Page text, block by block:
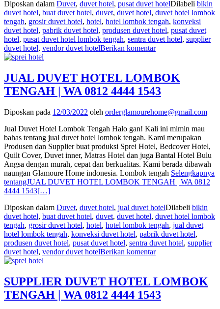
Diposkan dalam Duvet, duvet hotel, pusat duvet hotelDilabeli bikin
duvet hotel, buat duvet hotel, duvet, duvet hotel, duvet hotel lombok
tengah, grosir duvet hotel, hotel, hotel lombok tengah, konveksi
duvet hotel, pabrik duvet hotel, produsen duvet hotel, pusat duvet
hotel, pusat duvet hotel lombok tengah, sentra duvet hotel, supplier
duvet hotel, vendor duvet hotelBerikan komentar
JUAL DUVET HOTEL LOMBOK
TENGAH | WA 0812 4444 1543
Diposkan pada 12/03/2022 oleh orderglamourehome@gmail.com
Jual Duvet Hotel Lombok Tengah Halo gan! Kali ini mimin mau
bahas tentang jual duvet hotel lombok tengah. Kami merupakan
Produsen dan Supplier buat produksi Sprei Hotel, Bedcover Hotel,
Quilt Cover, Duvet inner, Matras Hotel dan juga Bantal Hotel Bulu
Angsa dengan murah, cepat dan berkualitas. Kami berada dibawah
naungan Glamoure Home indonesia. Lombok tengah Selengkapnya
tentangJUAL DUVET HOTEL LOMBOK TENGAH | WA 0812
4444 1543[…]
Diposkan dalam Duvet, duvet hotel, jual duvet hotelDilabeli bikin
duvet hotel, buat duvet hotel, duvet, duvet hotel, duvet hotel lombok
tengah, grosir duvet hotel, hotel, hotel lombok tengah, jual duvet
hotel lombok tengah, konveksi duvet hotel, pabrik duvet hotel,
produsen duvet hotel, pusat duvet hotel, sentra duvet hotel, supplier
duvet hotel, vendor duvet hotelBerikan komentar
SUPPLIER DUVET HOTEL LOMBOK
TENGAH | WA 0812 4444 1543